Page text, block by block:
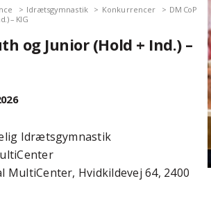
Idrætsgymnastik Konkurrencer
DM CoP
– KIG
og Junior (Hold + Ind.) –
Idrætsgymnastik
MultiCenter, Hvidkildevej 64, 2400